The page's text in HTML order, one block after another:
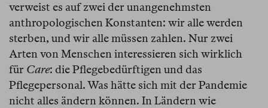
verweist es auf zwei der unangenehmsten
anthropologischen Konstanten: wir alle werden
sterben, und wir alle müssen zahlen. Nur zwei
Arten von Menschen interessieren sich wirklich
für Care: die Pflegebedürftigen und das
Pflegepersonal. Was hätte sich mit der Pandemie
nicht alles ändern können. In Ländern wie